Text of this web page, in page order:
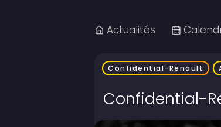
Actualités
Confidential-Renault
Confidential-